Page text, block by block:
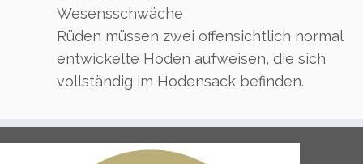
Wesensschwäche
Rüden müssen zwei offensichtlich normal
entwickelte Hoden aufweisen, die sich
vollständig im Hodensack befinden.